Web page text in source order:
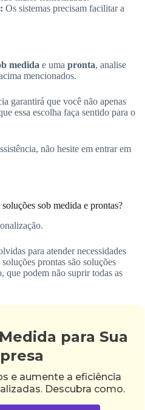
Os sistemas precisam facilitar a
medida e uma pronta, analise
mencionados.
garantirá que você não apenas
essa escolha faça sentido para o
não hesite em entrar em
sob medida e prontas?
para atender necessidades
prontas são soluções
que podem não suprir todas as
para Sua
e aumente a eficiência
Descubra como.